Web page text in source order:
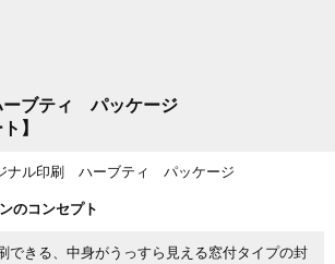
ブティ パッケージ
】
のコンセプト
できる、中身がうっすら見える窓付タイプの封